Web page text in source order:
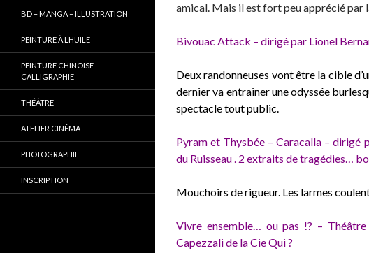
amical. Mais il est fort peu apprécié par
Bivouac Attack – dirigé par Lionel
Deux randonneuses vont être la cible
dernier va entrainer une odyssée
spectacle tout public.
Pyram et Thysbée – Caracalla –dirigé
du Ruisseau . 2 extraits de tragédies…
Mouchoirs de rigueur. Les larmes
Vivre ensemble… ou pas !? –
Capezzali de la Cie Qui ?
BD – MANGA – ILLUSTRATION
PEINTURE À L’HUILE
PEINTURE CHINOISE –
CALLIGRAPHIE
THÉÂTRE
ATELIER CINÉMA
PHOTOGRAPHIE
INSCRIPTION